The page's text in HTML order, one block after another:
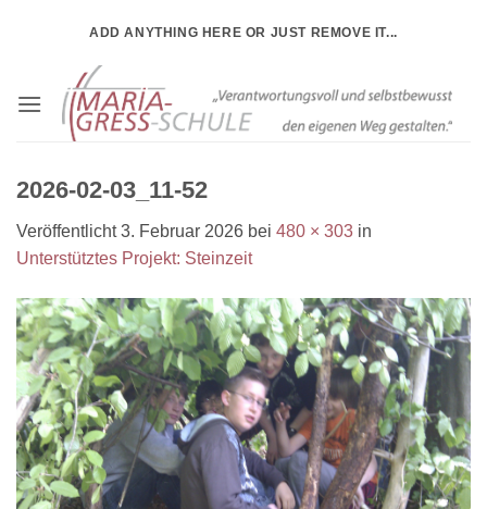
ADD ANYTHING HERE OR JUST REMOVE IT...
2026-02-03_11-52
Veröffentlicht3. Februar 2026 bei 480 × 303 in
Unterstütztes Projekt: Steinzeit